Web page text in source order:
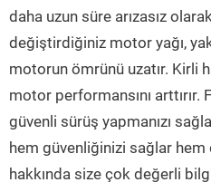
daha uzun süre arızasız
değiştirdiğiniz motor yağı,
motorun ömrünü uzatır. Kirli
motor performansını arttırır.
güvenli sürüş yapmanızı
hem güvenliğinizi sağlar hem
hakkında size çok değerli